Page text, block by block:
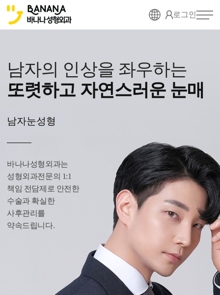
로그인
남자의 인상을 좌우하는
또렷하고 자연스러운 눈매
남자눈성형
바나나성형외과는
성형외과전문의 1:1
책임 전담제로 안전한
수술과 확실한
사후관리를
약속드립니다.